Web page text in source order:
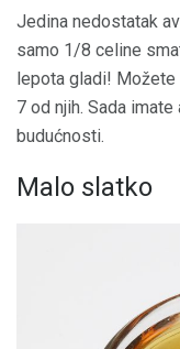
Jedina nedostatak
samo 1/8 celine
lepota gladi!
7 od njih. Sada
budućnosti.
Malo slatko